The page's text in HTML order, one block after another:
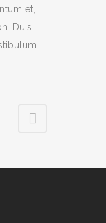
et,
Duis